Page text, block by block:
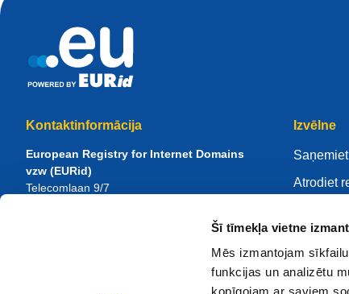
Šī tīmekļa vietne
Mēs izmantojam
funkcijas un analizētu
Kontaktinformācija
European Registry for Internet Domains
vzw (EURid)
Telecomlaan 9/7
RPR Brussel – VAT BE 0864.240.405
Izvēlne
Atrodiet
Kļūstiet